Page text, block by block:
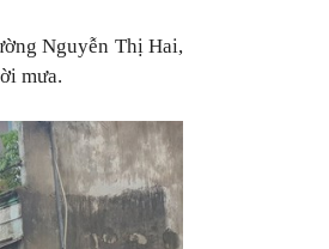
Nguyễn Thị Hai,
mưa.